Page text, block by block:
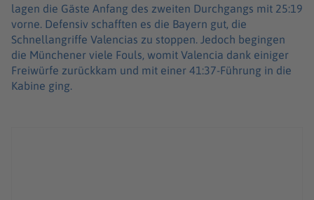
lagen die Gäste Anfang des zweiten Durchgangs mit 25:19
vorne. Defensiv schafften es die Bayern gut, die
Schnellangriffe Valencias zu stoppen. Jedoch begingen
die Münchener viele Fouls, womit Valencia dank einiger
Freiwürfe zurückkam und mit einer 41:37-Führung in die
Kabine ging.